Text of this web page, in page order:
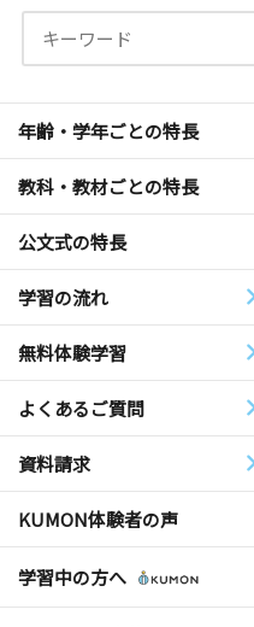
年齢・学年ごとの特長
教科・教材ごとの特長
公文式の特長
学習の流れ
無料体験学習
よくあるご質問
資料請求
KUMON体験者の声
学習中の方へ